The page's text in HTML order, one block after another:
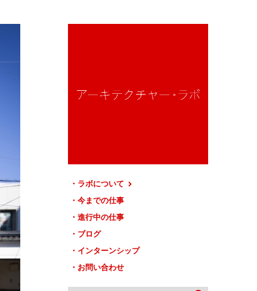
ラボについて
今までの仕事
進行中の仕事
ブログ
インターンシップ
お問い合わせ